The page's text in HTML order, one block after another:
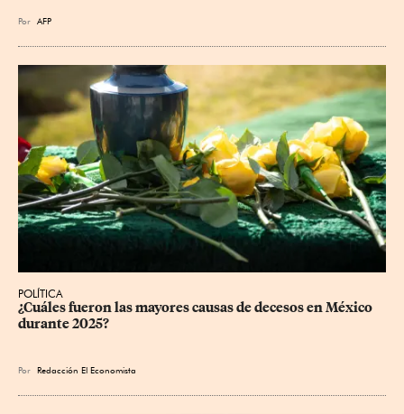
Por AFP
POLÍTICA
¿Cuáles fueron las mayores causas de decesos en México
durante 2025?
Por Redacción El Economista